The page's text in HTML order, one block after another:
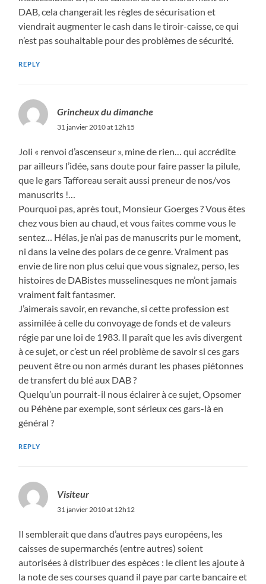
DAB, cela changerait les règles de sécurisation et
viendrait augmenter le cash dans le tiroir-caisse, ce qui
n’est pas souhaitable pour des problèmes de sécurité.
REPLY
Grincheux du dimanche
31 janvier 2010 at 12h15
Joli « renvoi d’ascenseur », mine de rien… qui accrédite
par ailleurs l’idée, sans doute pour faire passer la pilule,
que le gars Tafforeau serait aussi preneur de nos/vos
manuscrits !…
Pourquoi pas, après tout, Monsieur Goerges ? Vous êtes
chez vous bien au chaud, et vous faites comme vous le
sentez… Hélas, je n’ai pas de manuscrits pur le moment,
ni dans la veine des polars de ce genre. Vraiment pas
envie de lire non plus celui que vous signalez, perso, les
histoires de DABistes musselinesques ne m’ont jamais
vraiment fait fantasmer.
J’aimerais savoir, en revanche, si cette profession est
assimilée à celle du convoyage de fonds et de valeurs
régie par une loi de 1983. Il paraît que les avis divergent
à ce sujet, or c’est un réel problème de savoir si ces gars
peuvent être ou non armés durant les phases piétonnes
de transfert du blé aux DAB ?
Quelqu’un pourrait-il nous éclairer à ce sujet, Opsomer
ou Péhène par exemple, sont sérieux ces gars-là en
général ?
REPLY
Visiteur
31 janvier 2010 at 12h12
Il semblerait que dans d’autres pays européens, les
caisses de supermarchés (entre autres) soient
autorisées à distribuer des espèces : le client les ajoute à
la note de ses courses quand il paye par carte bancaire et